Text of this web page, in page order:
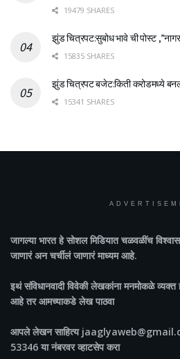
19479 SHARES
झुंड चित्रपट:सुबोध भावे ची पोस्ट
15835 SHARES
झुंड चित्रपट बजेट:किती करोडमध्ये
15341 SHARES
जागल्या भारतहे सोशल मिडियात चळवळींच
जाणारं अन चर्चीलं जाणारं माध्यम आहे.
इथं संविधानवादी विवेकी लेखकांना मनमोकळे व्यक्त
आहे तर आमच्याकडे लेख पाठवा
आपले लेखन साहित्य
53346 या नंबरवर व्हाटसेप करा